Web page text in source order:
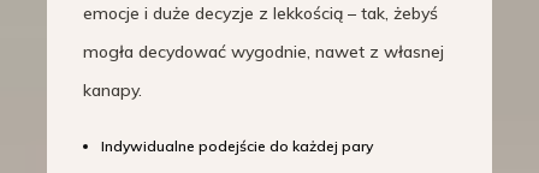
emocje i duże decyzje z lekkością – tak, żebyś
mogła decydować wygodnie, nawet z własnej
kanapy.
Indywidualne podejście do każdej pary